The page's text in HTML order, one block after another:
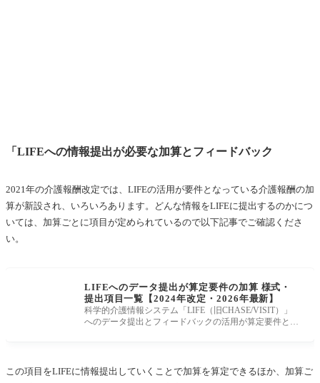
「LIFEへの情報提出が必要な加算とフィードバック
2021年の介護報酬改定では、LIFEの活用が要件となっている介護報酬の加
算が新設され、いろいろあります。どんな情報をLIFEに提出するのかにつ
いては、加算ごとに項目が定められているので以下記事でご確認くださ
い。
LIFEへのデータ提出が算定要件の加算 様式・
提出項目一覧【2024年改定・2026年最新】
科学的介護情報システム「LIFE（旧CHASE/VISIT）」
へのデータ提出とフィードバックの活用が算定要件とな
この項目をLIFEに情報提出していくことで加算を算定できるほか、加算ご